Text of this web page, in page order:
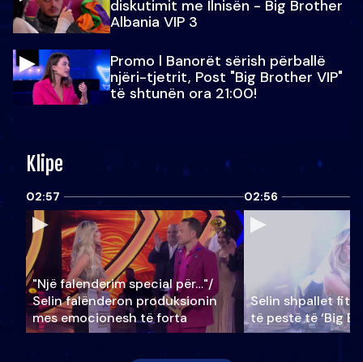
diskutimit me Ilnisën - Big Brother
Albania VIP 3
Promo l Banorët sërish përballë
njëri-tjetrit, Post "Big Brother VIP"
të shtunën ora 21:00!
Klipe
02:57
"Një falenderim special për…"/
Selin falënderon produksionin
mes emocionesh të forta
02:56
Selin shpallet
të pestë të ‘Big